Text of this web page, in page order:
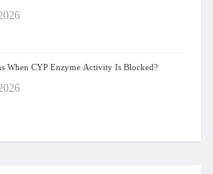
When CYP Enzyme Activity Is Blocked?